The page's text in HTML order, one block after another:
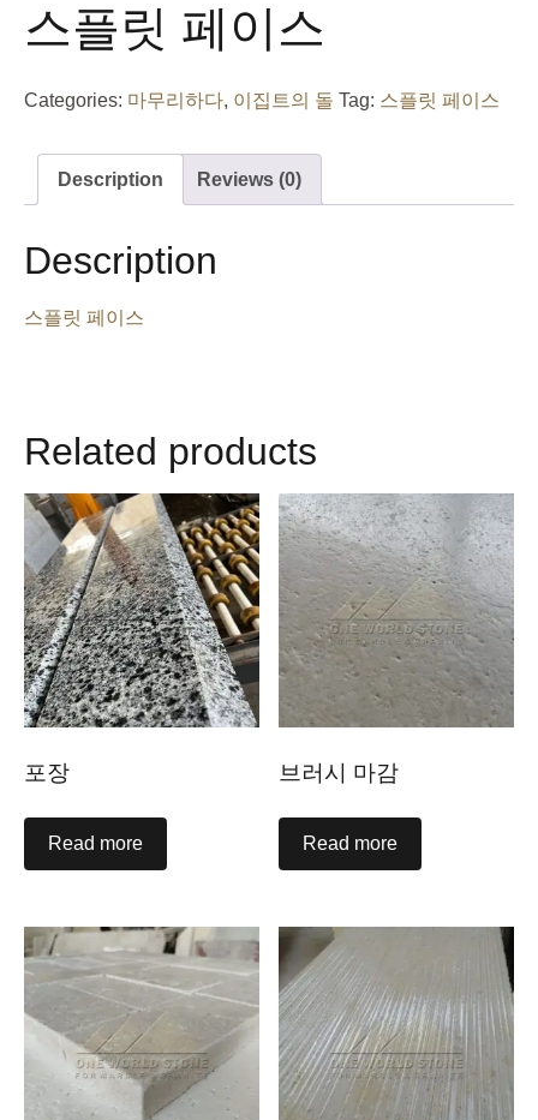
스플릿 페이스
Categories: 마무리하다, 이집트의 돌 Tag: 스플릿 페이스
Description Reviews (0)
Description
스플릿 페이스
Related products
포장
Read more
브러시 마감
Read more